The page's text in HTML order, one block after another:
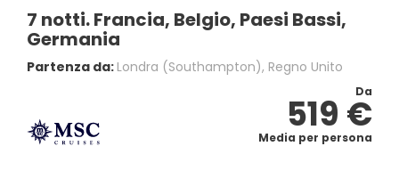
7 notti. Francia, Belgio, Paesi Bassi,
Germania
Partenza da: Londra (southampton), Regno Unito
Da
519 €
Media per persona